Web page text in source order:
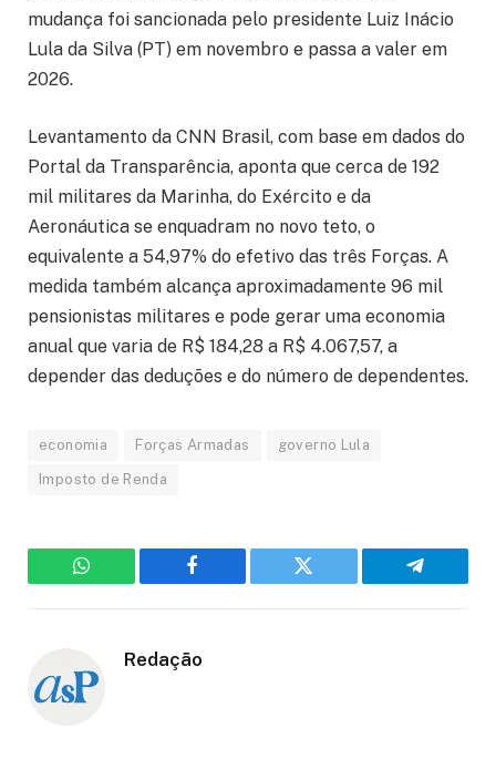
mudança foi sancionada pelo presidente Luiz Inácio
Lula da Silva (PT) em novembro e passa a valer em
2026.
Levantamento da CNN Brasil, com base em dados do
Portal da Transparência, aponta que cerca de 192
mil militares da Marinha, do Exército e da
Aeronáutica se enquadram no novo teto, o
equivalente a 54,97% do efetivo das três Forças. A
medida também alcança aproximadamente 96 mil
pensionistas militares e pode gerar uma economia
anual que varia de R$ 184,28 a R$ 4.067,57, a
depender das deduções e do número de dependentes.
economia Forças Armadas governo Lula
Imposto de Renda
WhatsApp Facebook Twitter Telegram
Redação